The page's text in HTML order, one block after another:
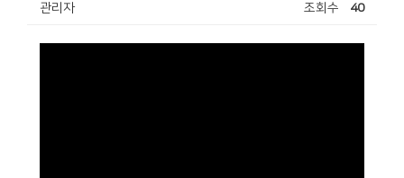
관리자 조회수 40